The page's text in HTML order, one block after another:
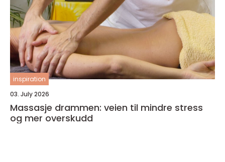
inspiration
03. July 2026
Massasje drammen: veien til mindre stress
og mer overskudd